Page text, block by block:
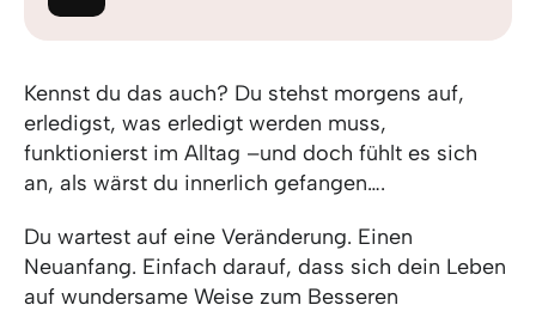
Kennst du das auch? Du stehst morgens auf,
erledigst, was erledigt werden muss,
funktionierst im Alltag –und doch fühlt es sich
an, als wärst du innerlich gefangen….
Du wartest auf eine Veränderung. Einen
Neuanfang. Einfach darauf, dass sich dein Leben
auf wundersame Weise zum Besseren